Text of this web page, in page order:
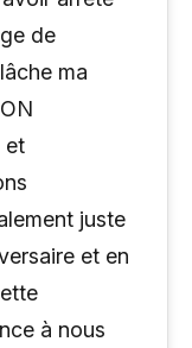
de
ma
et
juste
et en
à nous